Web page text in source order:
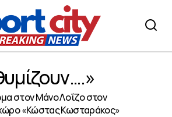
στον Μάνο Λοΐζο στον
«Κώστας Κωσταράκος»